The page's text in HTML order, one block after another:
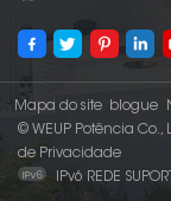
Mapa do site blogue
© WEUP Potência Co.,
de Privacidade
IPv6 REDE